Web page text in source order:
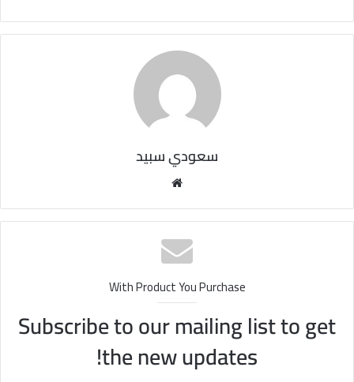
سعودي سبيد
الوي
ب
With Product You Purchase
Subscribe to our mailing list to get
the new updates!